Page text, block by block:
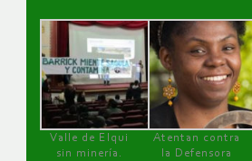
Valle de Elqui
sin minería.
Atentan contra
la Defensora